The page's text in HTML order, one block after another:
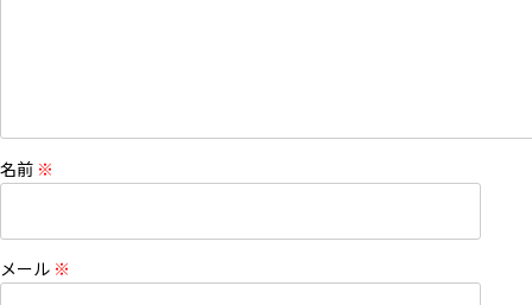
名前 ※
メール ※